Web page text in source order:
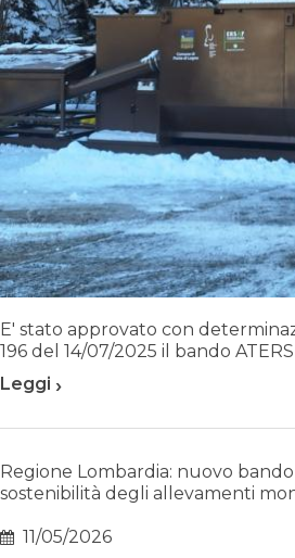
E' stato approvato con
196 del 14/07/2025 il bando
Leggi ›
Regione Lombardia: nuovo
sostenibilità degli allevamenti
11/05/2026